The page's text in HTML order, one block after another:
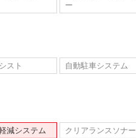
ー
スト
自動駐車システム
減システム
クリアランスソナー